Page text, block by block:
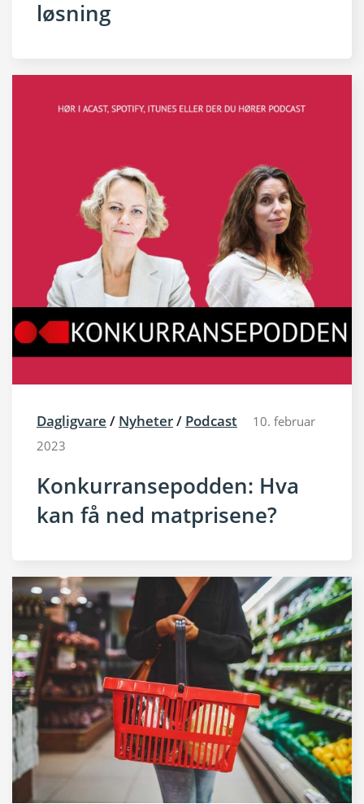
løsning
Dagligvare / Nyheter/ Podcast
10. februar
2023
Konkurransepodden: Hva
kan få ned matprisene?